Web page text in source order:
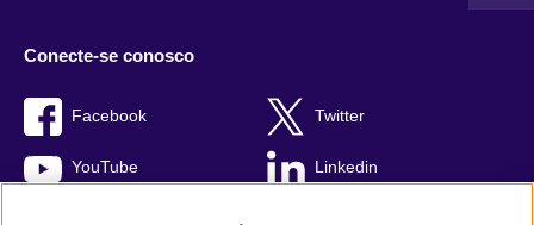
Conecte-se conosco
Facebook Twitter
YouTube Linkedin